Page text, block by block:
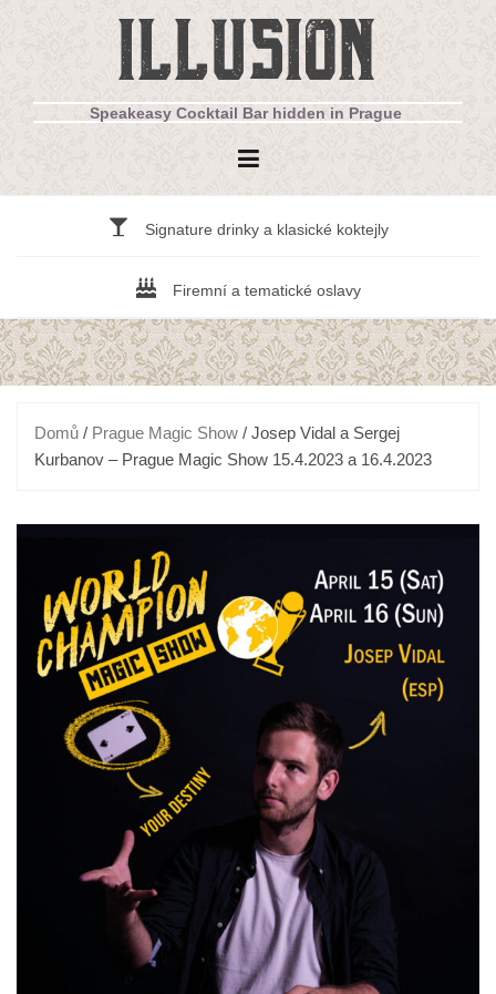
ILLUSION
Speakeasy Cocktail Bar hidden in Prague
Signature drinky a klasické koktejly
Firemní a tematické oslavy
Domů / Prague Magic Show / Josep Vidal a Sergej
Kurbanov – Prague Magic Show 15.4.2023 a 16.4.2023